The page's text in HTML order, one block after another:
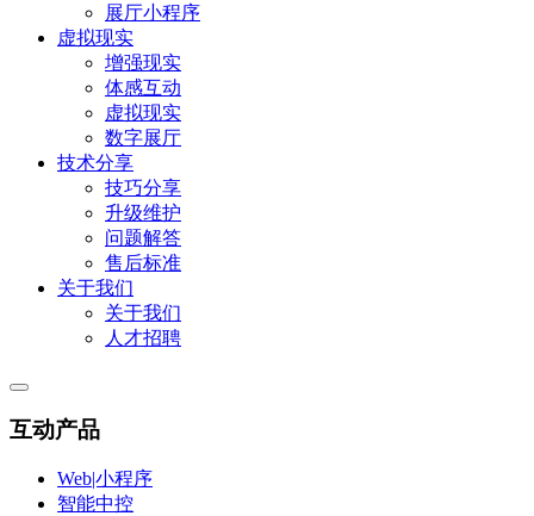
展厅小程序
虚拟现实
增强现实
体感互动
虚拟现实
数字展厅
技术分享
技巧分享
升级维护
问题解答
售后标准
关于我们
关于我们
人才招聘
互动产品
Web|小程序
智能中控